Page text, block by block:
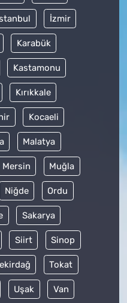
İzmir
Karabük
Kastamonu
Kırıkkale
Kocaeli
Malatya
Mersin Muğla
Niğde Ordu
Sakarya
Siirt Sinop
Tokat
Uşak Van